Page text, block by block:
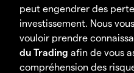
peut engendrer des
investissement. Nous
vouloir prendre
du Trading afin de vous
compréhension des